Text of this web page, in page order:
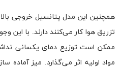
همچنین این مدل پتانسیل خروجی
تزریق هوا کار می‌کنند دارند. با این
ممکن است توزیع دمای یکسانی
مواد اولیه اثر می‌گذارد. میز